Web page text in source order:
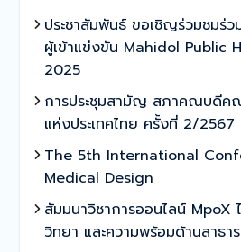
ประชาสัมพันธ์ ขอเชิญร่วมชมร่ว
ผู้เข้าแข่งขัน Mahidol Public
2025
การประชุมสามัญ สภาคณบดีค
แห่งประเทศไทย ครั้งที่ 2/2567
The 5th International
Medical Design
สัมมนาวิชาการออนไลน์ MpoX
วิทยา และความพร้อมด้านสาธ